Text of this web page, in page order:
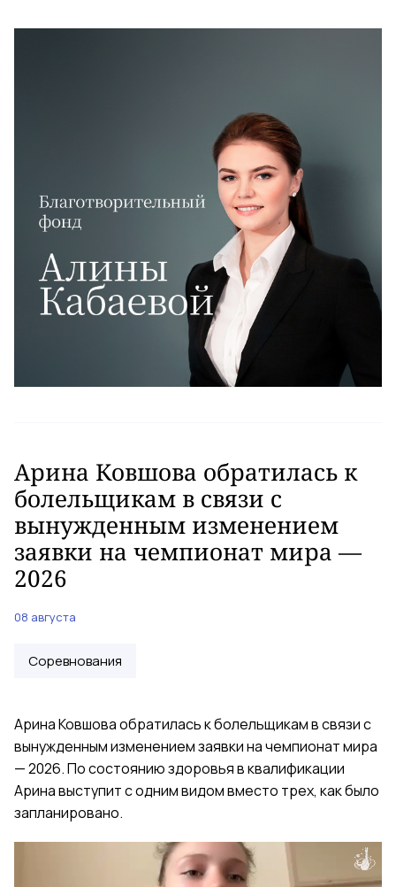
Арина Ковшова обратилась к
болельщикам в связи с
вынужденным изменением
заявки на чемпионат мира —
2026
08 августа
Соревнования
Арина Ковшова обратилась к болельщикам в связи с
вынужденным изменением заявки на чемпионат мира
— 2026. По состоянию здоровья в квалификации
Арина выступит с одним видом вместо трех, как было
запланировано.